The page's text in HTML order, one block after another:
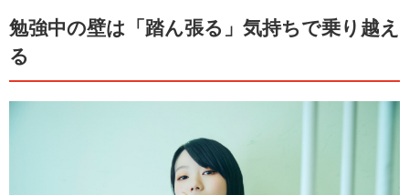
勉強中の壁は「踏ん張る」気持ちで乗り越え
る